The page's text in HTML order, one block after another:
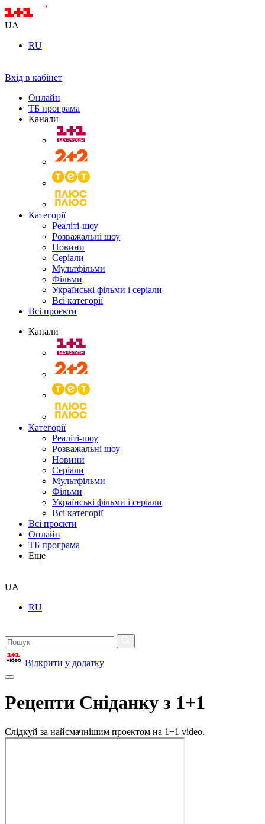
UA
RU
Вхід в кабінет
Онлайн
ТБ програма
Канали
Категорії
Реаліті-шоу
Розважальні шоу
Новини
Серіали
Мультфільми
Фільми
Українські фільми і серіали
Всі категорії
Всі проєкти
Канали
Категорії
Реаліті-шоу
Розважальні шоу
Новини
Серіали
Мультфільми
Фільми
Українські фільми і серіали
Всі категорії
Всі проєкти
Онлайн
ТБ програма
Еще
UA
RU
Відкрити у додатку
Рецепти Сніданку з 1+1
Слідкуй за найсмачнішим проектом на 1+1 video.